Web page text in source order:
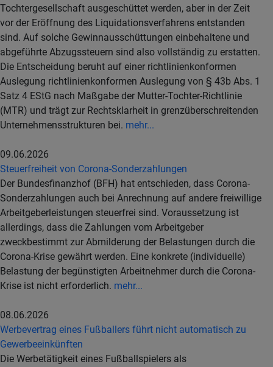
Tochtergesellschaft ausgeschüttet werden, aber in der Zeit
vor der Eröffnung des Liquidationsverfahrens entstanden
sind. Auf solche Gewinnausschüttungen einbehaltene und
abgeführte Abzugssteuern sind also vollständig zu erstatten.
Die Entscheidung beruht auf einer richtlinienkonformen
Auslegung richtlinienkonformen Auslegung von § 43b Abs. 1
Satz 4 EStG nach Maßgabe der Mutter-Tochter-Richtlinie
(MTR) und trägt zur Rechtsklarheit in grenzüberschreitenden
Unternehmensstrukturen bei. mehr...
09.06.2026
Steuerfreiheit von Corona-Sonderzahlungen
Der Bundesfinanzhof (BFH) hat entschieden, dass Corona-
Sonderzahlungen auch bei Anrechnung auf andere freiwillige
Arbeitgeberleistungen steuerfrei sind. Voraussetzung ist
allerdings, dass die Zahlungen vom Arbeitgeber
zweckbestimmt zur Abmilderung der Belastungen durch die
Corona-Krise gewährt werden. Eine konkrete (individuelle)
Belastung der begünstigten Arbeitnehmer durch die Corona-
Krise ist nicht erforderlich. mehr...
08.06.2026
Werbevertrag eines Fußballers führt nicht automatisch zu
Gewerbeeinkünften
Die Werbetätigkeit eines Fußballspielers als